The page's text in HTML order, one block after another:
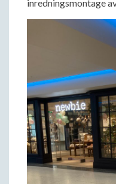
inredningsmontage